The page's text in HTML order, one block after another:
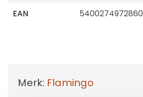
EAN
5400274972860
Merk: Flamingo